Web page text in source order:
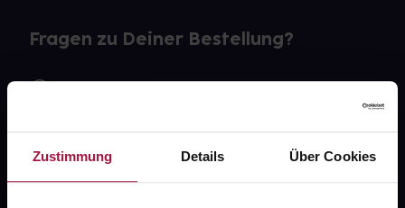
Zustimmung Details Über Cookies
Fragen zu Deiner Bestellung?
Widerrufsformular